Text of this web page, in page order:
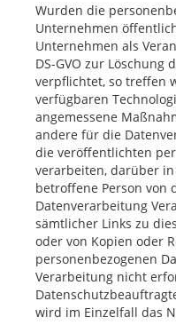
Wurden die
Unternehmen
Unternehmen als
DS-GVO zur Löschung
verpflichtet, so treffen
verfügbaren
angemessene
andere für die
die veröffentlichten
verarbeiten, darüber
betroffene Person von
Datenverarbeitung
sämtlicher Links zu
oder von Kopien oder
personenbezogenen
Verarbeitung nicht
wird im Einzelfall das